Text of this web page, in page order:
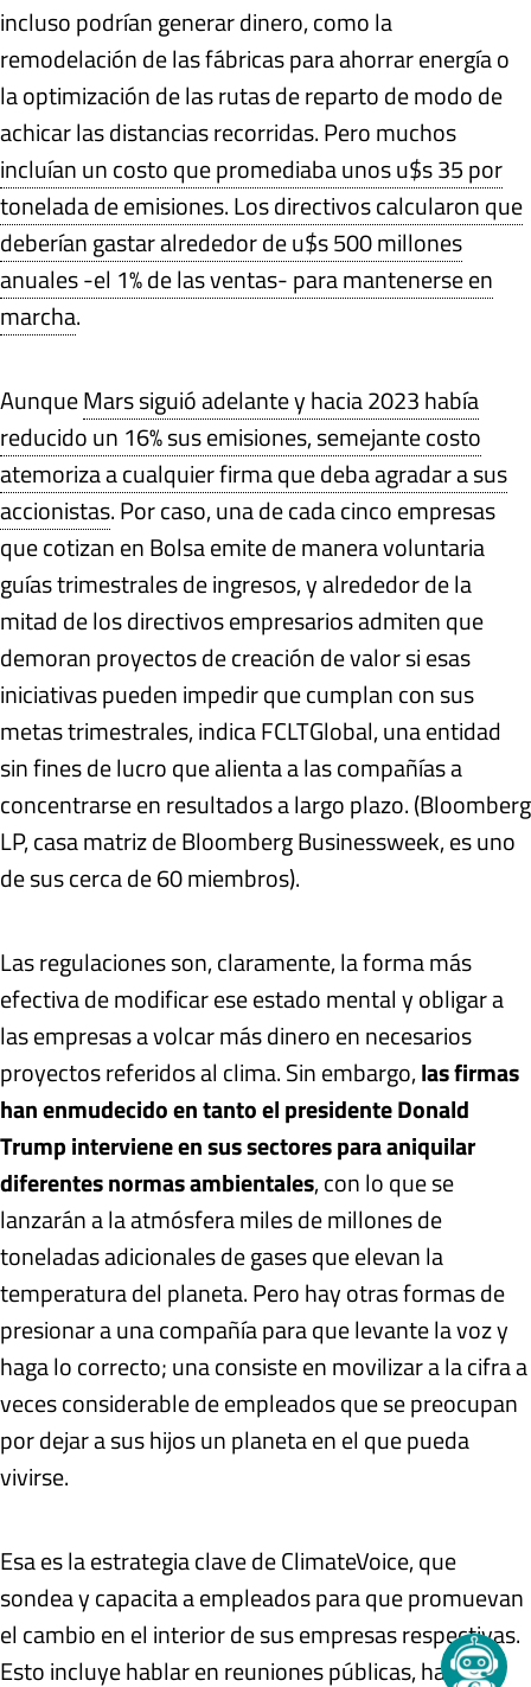
incluso podrían generar dinero, como la
remodelación de las fábricas para ahorrar energía o
la optimización de las rutas de reparto de modo de
achicar las distancias recorridas. Pero muchos
incluían un costo que promediaba unos u$s 35 por
tonelada de emisiones. Los directivos calcularon que
deberían gastar alrededor de u$s 500 millones
anuales -el 1% de las ventas- para mantenerse en
marcha.
AunqueMars siguió adelante y hacia 2023 había
reducido un 16% sus emisiones, semejante costo
atemoriza a cualquier firma que deba agradar a sus
accionistas. Por caso, una de cada cinco empresas
que cotizan en Bolsa emite de manera voluntaria
guías trimestrales de ingresos, y alrededor de la
mitad de los directivos empresarios admiten que
demoran proyectos de creación de valor si esas
iniciativas pueden impedir que cumplan con sus
metas trimestrales, indica FCLTGlobal, una entidad
sin fines de lucro que alienta a las compañías a
concentrarse en resultados a largo plazo. (Bloomberg
LP, casa matriz de Bloomberg Businessweek, es uno
de sus cerca de 60 miembros).
Las regulaciones son, claramente, la forma más
efectiva de modificar ese estado mental y obligar a
las empresas a volcar más dinero en necesarios
proyectos referidos al clima. Sin embargo,las firmas
han enmudecido en tanto el presidente Donald
Trump interviene en sus sectores para aniquilar
diferentes normas ambientales, con lo que se
lanzarán a la atmósfera miles de millones de
toneladas adicionales de gases que elevan la
temperatura del planeta. Pero hay otras formas de
presionar a una compañía para que levante la voz y
haga lo correcto; una consiste en movilizar a la cifra a
veces considerable de empleados que se preocupan
por dejar a sus hijos un planeta en el que pueda
vivirse.
Esa es la estrategia clave de ClimateVoice, que
sondea y capacita a empleados para que promuevan
el cambio en el interior de sus empresas respectivas.
Esto incluye hablar en reuniones públicas, hacer